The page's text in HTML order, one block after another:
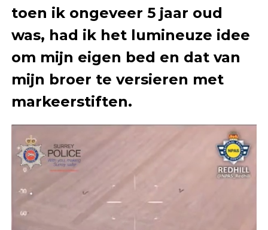
toen ik ongeveer 5 jaar oud
was, had ik het lumineuze idee
om mijn eigen bed en dat van
mijn broer te versieren met
markeerstiften.